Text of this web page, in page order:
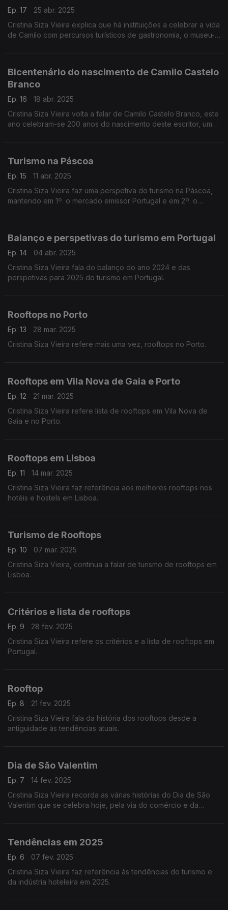
Ep. 17
25 abr. 2025
Cristina Siza Vieira explica que há instituições a celebrar a vida
de Camilo com percursos turísticos de gastronomia, o museu-
Bicentenário do nascimento de Camilo Castelo
Branco
Ep. 16
18 abr. 2025
Cristina Siza Vieira volta a falar de Camilo Castelo Branco, este
ano celebram-se 200 anos do nascimento deste escritor, um
Turismo na Páscoa
Ep. 15
11 abr. 2025
Cristina Siza Vieira faz uma perspetiva do turismo na Páscoa,
mantendo em 1º. o mercado emissor Portugal e em 2º. o
Balanço e perspetivas do turismo em Portugal
Ep. 14
04 abr. 2025
Cristina Siza Vieira fala do balanço do ano 2024 e das
perspetivas para 2025 do turismo em Portugal.
Rooftops no Porto
Ep. 13
28 mar. 2025
Cristina Siza Vieira refere mais uma vez, rooftops no Porto.
Rooftops em Vila Nova de Gaia e Porto
Ep. 12
21 mar. 2025
Cristina Siza Vieira refere lista de rooftops em Vila Nova de
Gaia e no Porto.
Rooftops em Lisboa
Ep. 11
14 mar. 2025
Cristina Siza Vieira faz referência aos melhores rooftops nos
hotéis e hostels em Lisboa.
Turismo de Rooftops
Ep. 10
07 mar. 2025
Cristina Siza Vieira, continua a falar de turismo de rooftops em
Lisboa.
Critérios e lista de rooftops
Ep. 9
28 fev. 2025
Cristina Siza Vieira refere os critérios e a lista de rooftops em
Portugal.
Rooftop
Ep. 8
21 fev. 2025
Cristina Siza Vieira fala da história dos rooftops desde a
antiguidade às tendências atuais.
Dia de São Valentim
Ep. 7
14 fev. 2025
Cristina Siza Vieira recorda as várias histórias do Dia de São
Valentim que se celebra hoje, pela via do comércio e da
Tendências em 2025
Ep. 6
07 fev. 2025
Cristina Siza Vieira faz referência às tendências do turismo e
da indústria hoteleira em 2025.